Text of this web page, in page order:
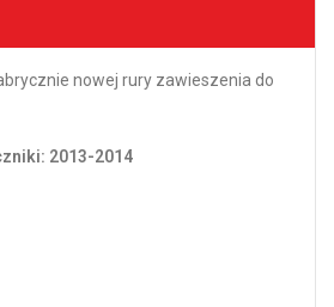
nowej rury zawieszenia do
2013-2014